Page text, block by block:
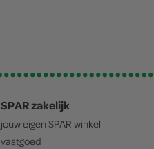
SPAR zakelijk
jouw eigen SPAR winkel
vastgoed